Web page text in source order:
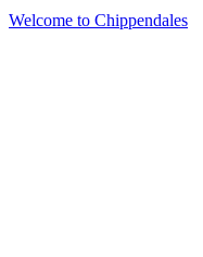
Welcome to Chippendales